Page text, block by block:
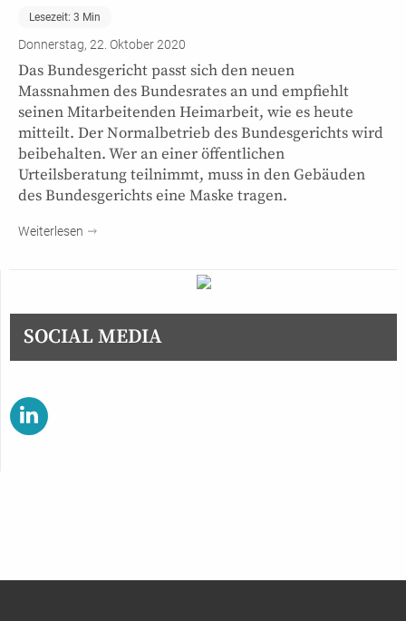
Lesezeit: 3 Min
Donnerstag, 22. Oktober 2020
Das Bundesgericht passt sich den neuen
Massnahmen des Bundesrates an und empfiehlt
seinen Mitarbeitenden Heimarbeit, wie es heute
mitteilt. Der Normalbetrieb des Bundesgerichts wird
beibehalten. Wer an einer öffentlichen
Urteilsberatung teilnimmt, muss in den Gebäuden
des Bundesgerichts eine Maske tragen.
Weiterlesen
SOCIAL MEDIA